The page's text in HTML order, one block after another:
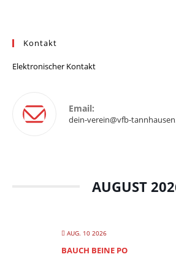
Kontakt
Elektronischer Kontakt
Email:
dein-verein@vfb-
AUGUST
AUG. 10 2026
BAUCH BEINE PO